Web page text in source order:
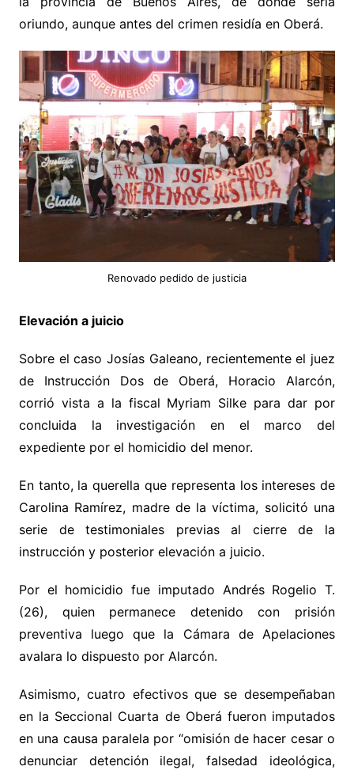
oriundo, aunque antes del crimen residía en Oberá.
Renovado pedido de justicia
Elevación a juicio
Sobre el caso Josías Galeano, recientemente el juez
de Instrucción Dos de Oberá, Horacio Alarcón,
corrió vista a la fiscal Myriam Silke para dar por
concluida la investigación en el marco del
expediente por el homicidio del menor.
En tanto, la querella que representa los intereses de
Carolina Ramírez, madre de la víctima, solicitó una
serie de testimoniales previas al cierre de la
instrucción y posterior elevación a juicio.
Por el homicidio fue imputado Andrés Rogelio T.
(26), quien permanece detenido con prisión
preventiva luego que la Cámara de Apelaciones
avalara lo dispuesto por Alarcón.
Asimismo, cuatro efectivos que se desempeñaban
en la Seccional Cuarta de Oberá fueron imputados
en una causa paralela por “omisión de hacer cesar o
denunciar detención ilegal, falsedad ideológica,